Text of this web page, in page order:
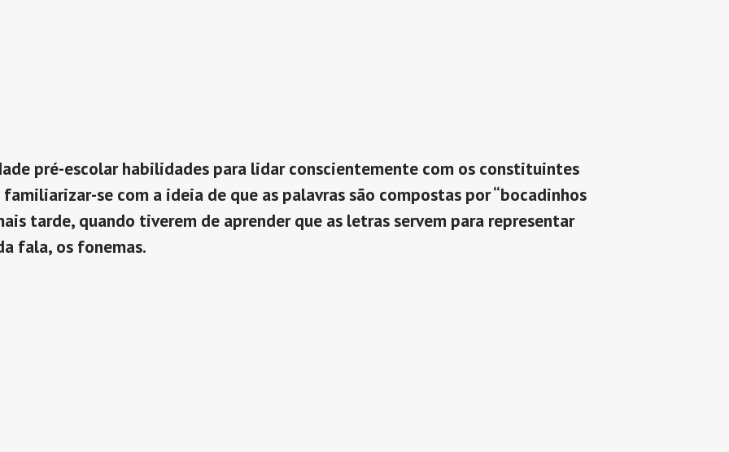
pré-escolar habilidades para lidar conscientemente com os constituintes
se com a ideia de que as palavras são compostas por “bocadinhos
tarde, quando tiverem de aprender que as letras servem para representar
fala, os fonemas.